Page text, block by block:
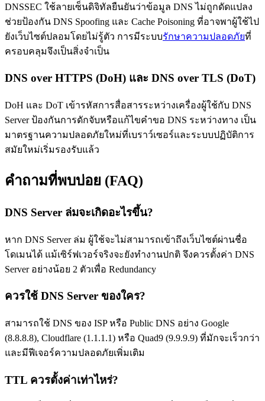
DNSSEC ใช้ลายเซ็นดิจิทัลยืนยันว่าข้อมูล DNS ไม่ถูกดัดแปลง
ช่วยป้องกัน DNS Spoofing และ Cache Poisoning ที่อาจพาผู้ใช้ไป
ยังเว็บไซต์ปลอมโดยไม่รู้ตัว การมีระบบรักษาความปลอดภัยที่
ครอบคลุมจึงเป็นสิ่งจำเป็น
DNS over HTTPS (DoH) และ DNS over TLS (DoT)
DoH และ DoT เข้ารหัสการสื่อสารระหว่างเครื่องผู้ใช้กับ DNS
Server ป้องกันการดักจับหรือแก้ไขคำขอ DNS ระหว่างทาง เป็น
มาตรฐานความปลอดภัยใหม่ที่เบราว์เซอร์และระบบปฏิบัติการ
สมัยใหม่เริ่มรองรับแล้ว
คำถามที่พบบ่อย (FAQ)
DNS Server ล่มจะเกิดอะไรขึ้น?
หาก DNS Server ล่ม ผู้ใช้จะไม่สามารถเข้าถึงเว็บไซต์ผ่านชื่อ
โดเมนได้ แม้เซิร์ฟเวอร์จริงจะยังทำงานปกติ จึงควรตั้งค่า DNS
Server อย่างน้อย 2 ตัวเพื่อ Redundancy
ควรใช้ DNS Server ของใคร?
สามารถใช้ DNS ของ ISP หรือ Public DNS อย่าง Google
(8.8.8.8), Cloudflare (1.1.1.1) หรือ Quad9 (9.9.9.9) ที่มักจะเร็วกว่า
และมีฟีเจอร์ความปลอดภัยเพิ่มเติม
TTL ควรตั้งค่าเท่าไหร่?